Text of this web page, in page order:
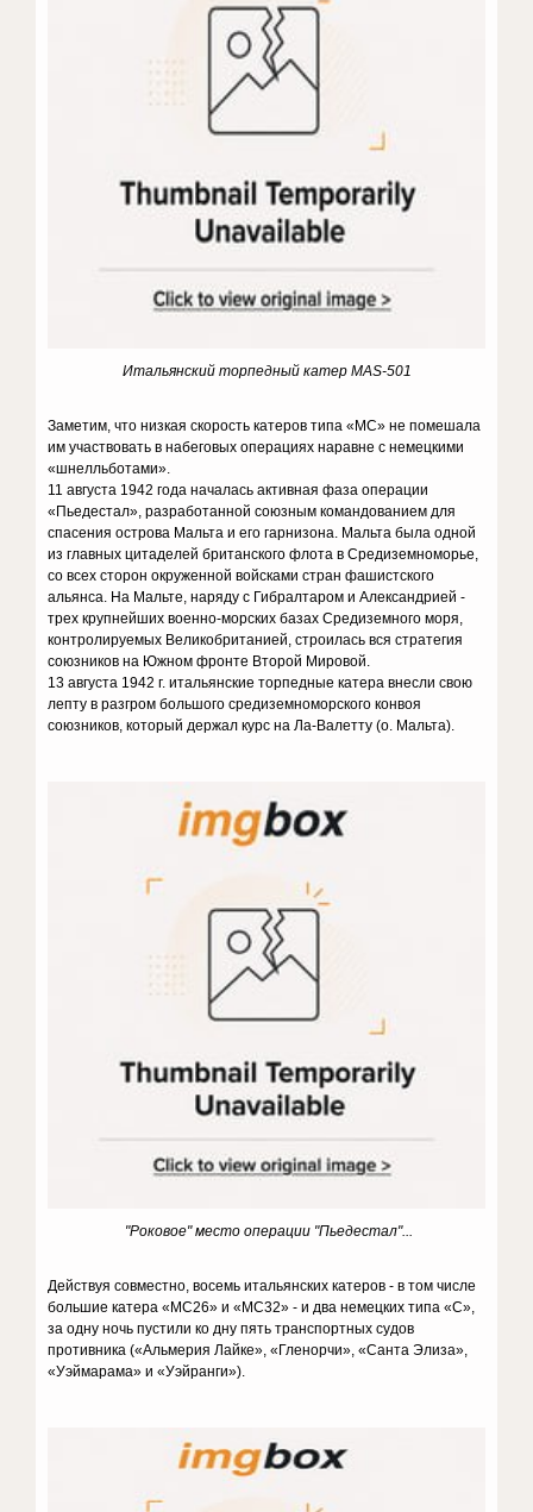
Итальянский торпедный катер MAS-501
Заметим, что низкая скорость катеров типа «МС» не помешала
им участвовать в набеговых операциях наравне с немецкими
«шнелльботами».
11 августа 1942 года началась активная фаза операции
«Пьедестал», разработанной союзным командованием для
спасения острова Мальта и его гарнизона. Мальта была одной
из главных цитаделей британского флота в Средиземноморье,
со всех сторон окруженной войсками стран фашистского
альянса. На Мальте, наряду с Гибралтаром и Александрией -
трех крупнейших военно-морских базах Средиземного моря,
контролируемых Великобританией, строилась вся стратегия
союзников на Южном фронте Второй Мировой.
13 августа 1942 г. итальянские торпедные катера внесли свою
лепту в разгром большого средиземноморского конвоя
союзников, который держал курс на Ла-Валетту (о. Мальта).
"Роковое" место операции "Пьедестал"...
Действуя совместно, восемь итальянских катеров - в том числе
большие катера «МС26» и «МС32» - и два немецких типа «С»,
за одну ночь пустили ко дну пять транспортных судов
противника («Альмерия Лайке», «Гленорчи», «Санта Элиза»,
«Уэймарама» и «Уэйранги»).